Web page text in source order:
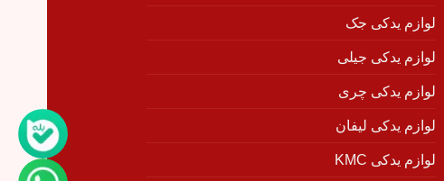
لوازم یدکی جک
لوازم یدکی جیلی
لوازم یدکی چری
لوازم یدکی لیفان
لوازم یدکی KMC